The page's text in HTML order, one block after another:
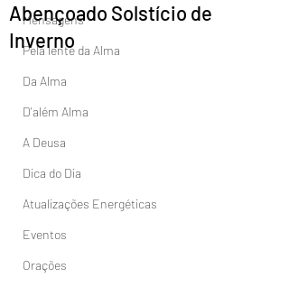
Mensagens
Pela lente da Alma
Da Alma
D'além Alma
A Deusa
Dica do Dia
Atualizações Energéticas
Eventos
Orações
Abençoado Solstício de
Inverno